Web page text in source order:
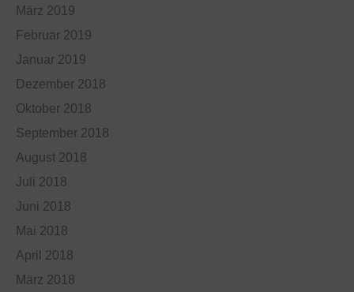
März 2019
Februar 2019
Januar 2019
Dezember 2018
Oktober 2018
September 2018
August 2018
Juli 2018
Juni 2018
Mai 2018
April 2018
März 2018